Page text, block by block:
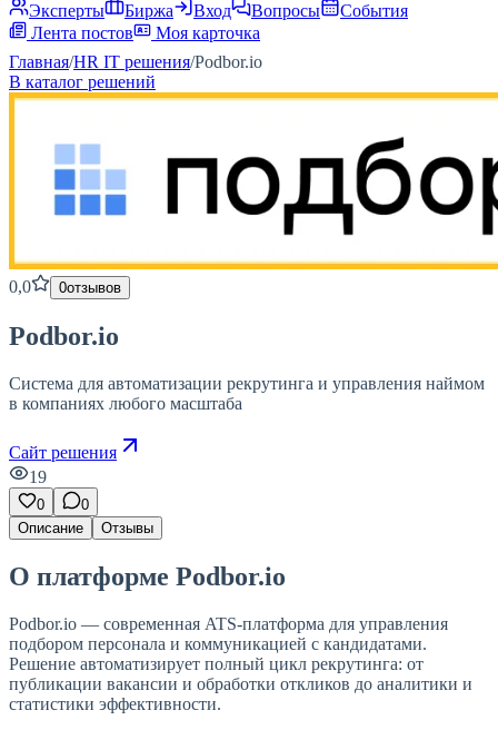
Эксперты Биржа Вход Вопросы
События
Лента постов
Моя карточка
Главная/HR IT решения/Podbor.io
В каталог решений
0,0 0отзывов
Podbor.io
Система для автоматизации рекрутинга и управления наймом
в компаниях любого масштаба
Сайт решения
19
0
0
Описание
Отзывы
О платформе Podbor.io
Podbor.io — современная ATS-платформа для управления
подбором персонала и коммуникацией с кандидатами.
Решение автоматизирует полный цикл рекрутинга: от
публикации вакансии и обработки откликов до аналитики и
статистики эффективности.